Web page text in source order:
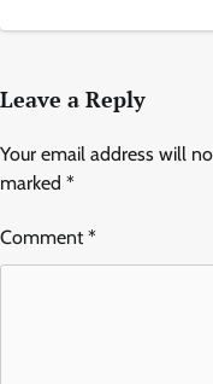
Leave a Reply
Your email address will
marked *
Comment*